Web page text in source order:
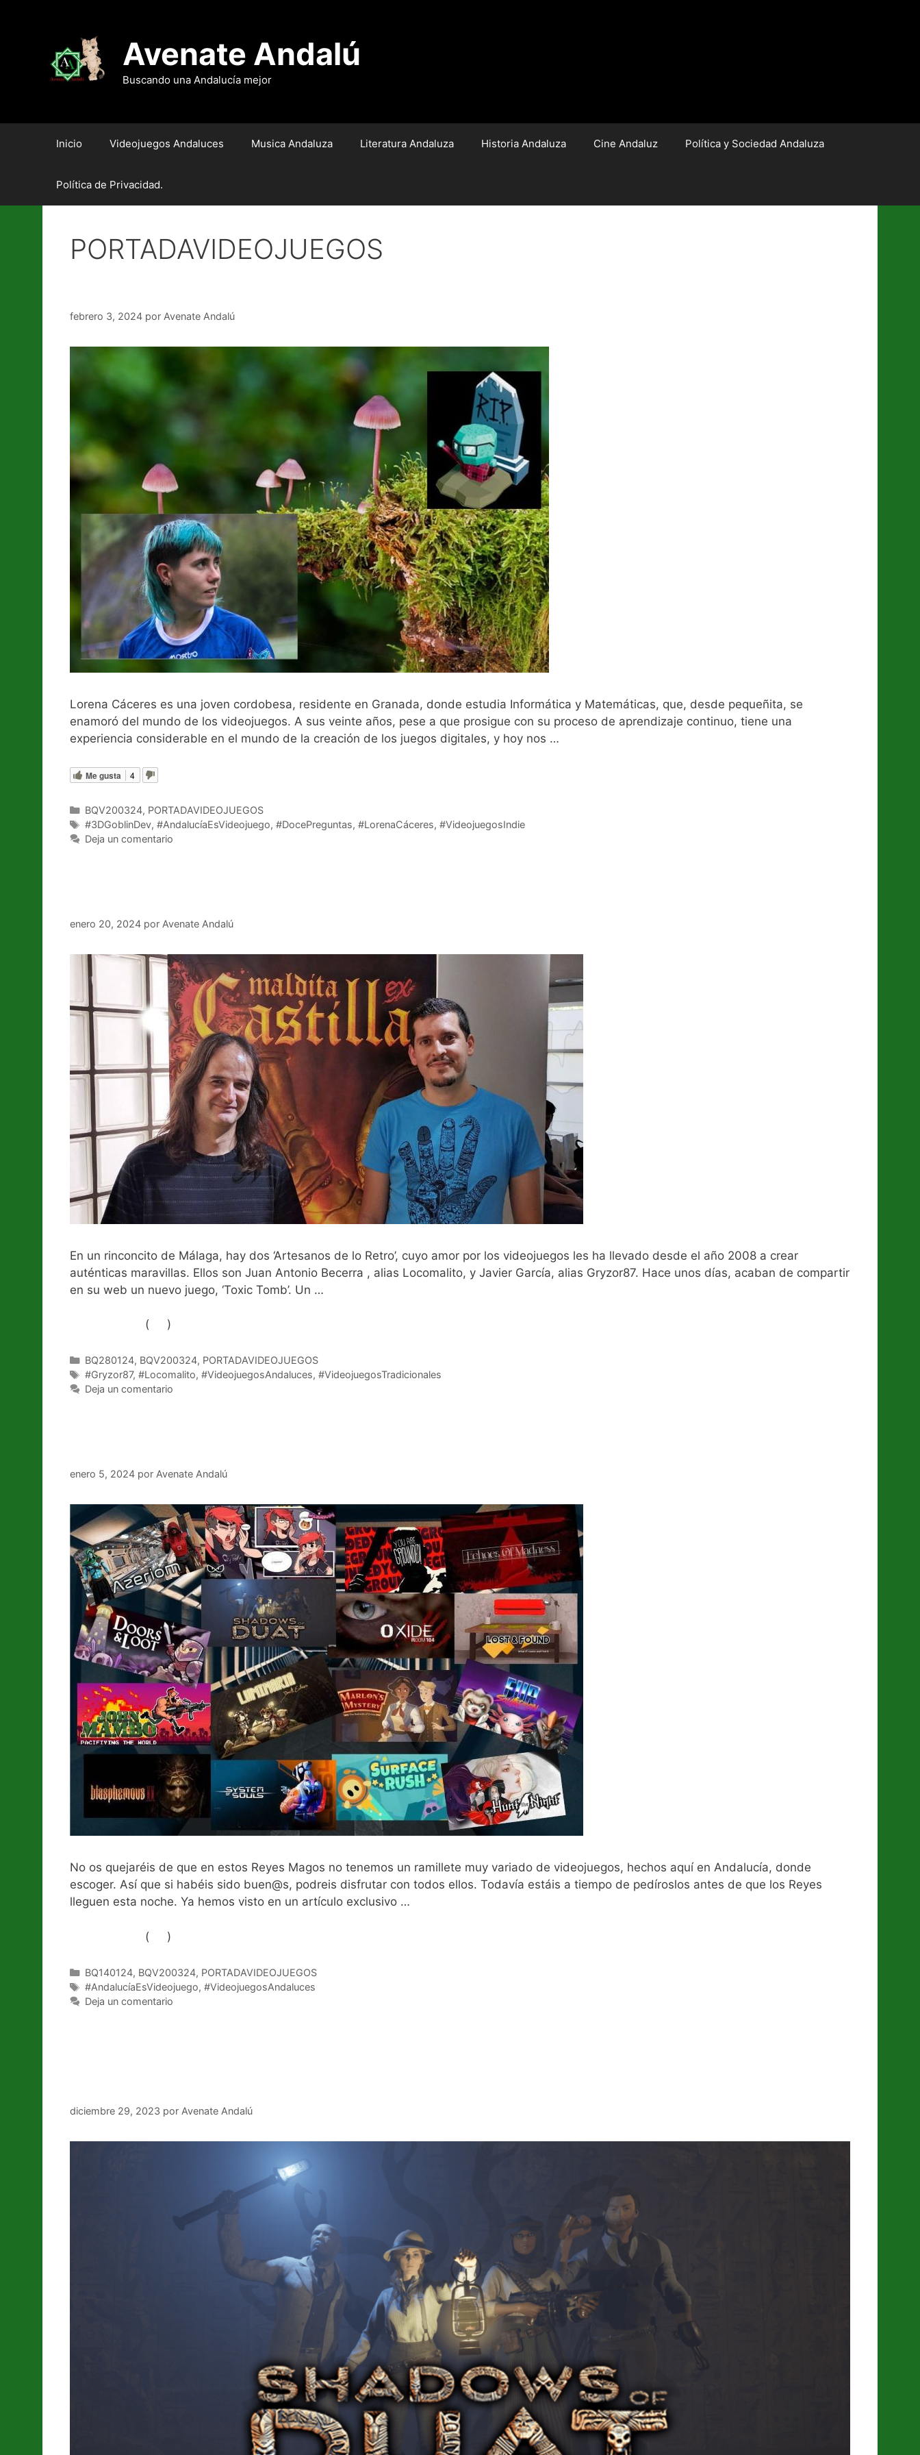
Avenate Andalú
Buscando una Andalucía mejor
Inicio Videojuegos Andaluces Musica Andaluza Literatura Andaluza Historia Andaluza Cine Andaluz Política y Sociedad Andaluza
Política de Privacidad.
PORTADAVIDEOJUEGOS
febrero 3, 2024 por Avenate Andalú
Lorena Cáceres es una joven cordobesa, residente en Granada, donde estudia Informática y Matemáticas, que, desde pequeñita, se
enamoró del mundo de los videojuegos. A sus veinte años, pese a que prosigue con su proceso de aprendizaje continuo, tiene una
experiencia considerable en el mundo de la creación de los juegos digitales, y hoy nos …
Me gusta 4
Categorías
BQV200324, PORTADAVIDEOJUEGOS
Etiquetas
#3DGoblinDev, #AndalucíaEsVideojuego, #DocePreguntas, #LorenaCáceres, #VideojuegosIndie
Deja un comentario
enero 20, 2024 por Avenate Andalú
En un rinconcito de Málaga, hay dos ‘Artesanos de lo Retro’, cuyo amor por los videojuegos les ha llevado desde el año 2008 a crear
auténticas maravillas. Ellos son Juan Antonio Becerra , alias Locomalito, y Javier García, alias Gryzor87. Hace unos días, acaban de compartir
en su web un nuevo juego, ‘Toxic Tomb’. Un …
( )
Categorías
BQ280124, BQV200324, PORTADAVIDEOJUEGOS
Etiquetas
#Gryzor87, #Locomalito, #VideojuegosAndaluces, #VideojuegosTradicionales
Deja un comentario
enero 5, 2024 por Avenate Andalú
No os quejaréis de que en estos Reyes Magos no tenemos un ramillete muy variado de videojuegos, hechos aquí en Andalucía, donde
escoger. Así que si habéis sido buen@s, podreis disfrutar con todos ellos. Todavía estáis a tiempo de pedíroslos antes de que los Reyes
lleguen esta noche. Ya hemos visto en un artículo exclusivo …
( )
Categorías
BQ140124, BQV200324, PORTADAVIDEOJUEGOS
Etiquetas
#AndalucíaEsVideojuego, #VideojuegosAndaluces
Deja un comentario
diciembre 29, 2023 por Avenate Andalú